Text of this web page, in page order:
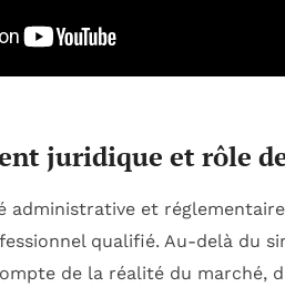
juridique et rôle
administrative et
qualifié. Au-delà du
de la réalité du marché,